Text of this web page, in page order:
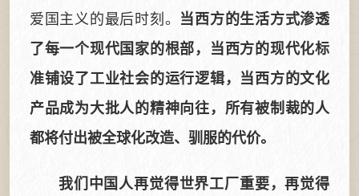
爱国主义的最后时刻。 当西方的生活方式渗透
了每一个现代国家的根部，当西方的现代化标
准铺设了工业社会的运行逻辑，当西方的文化
产品成为大批人的精神向往，所有被制裁的人
都将付出被全球化改造、驯服的代价。
我们中国人再觉得世界工厂重要，再觉得